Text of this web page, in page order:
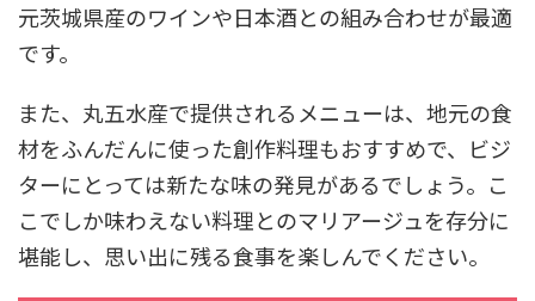
元茨城県産のワインや日本酒との組み合わせが最適
です。
また、丸五水産で提供されるメニューは、地元の食
材をふんだんに使った創作料理もおすすめで、ビジ
ターにとっては新たな味の発見があるでしょう。こ
こでしか味わえない料理とのマリアージュを存分に
堪能し、思い出に残る食事を楽しんでください。